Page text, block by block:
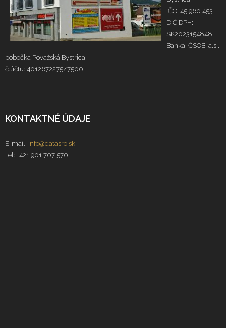
IČO: 45 960 453
DIČ DPH:
SK2023154848
Banka: ČSOB, a.s.,
pobočka Považská Bystrica
č.účtu: 4012672275/7500
KONTAKTNÉ ÚDAJE
E-mail: info@datasro.sk
Tel: +421 901 707 570